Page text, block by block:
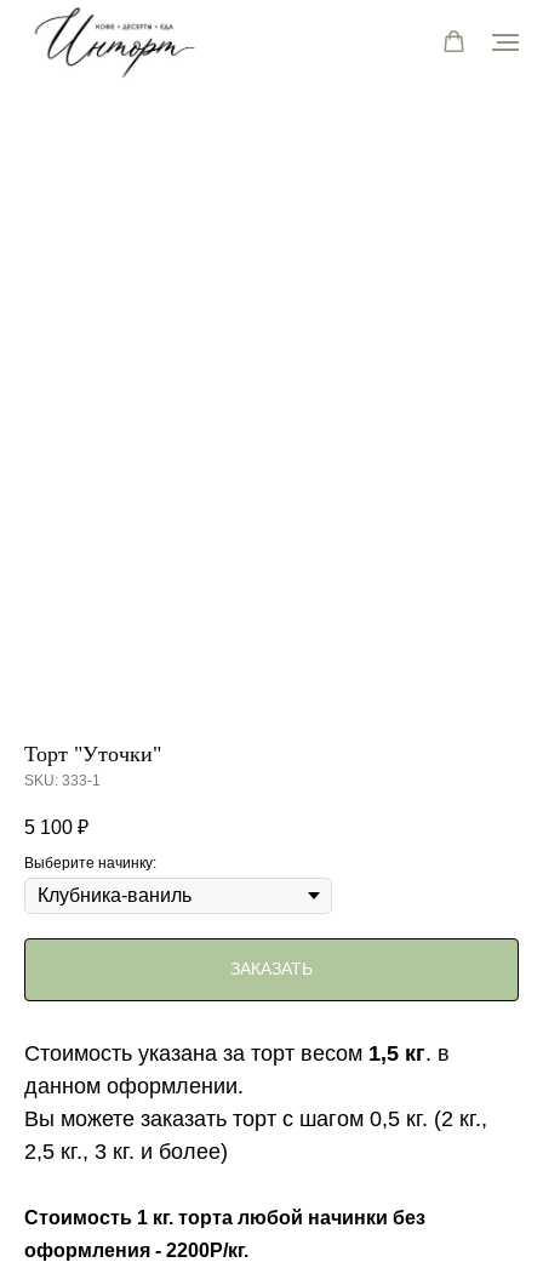
Торт "Уточки"
SKU: 333-1
5 100 ₽
Выберите начинку:
ЗАКАЗАТЬ
Стоимость указана за торт весом 1,5 кг. в
данном оформлении.
Вы можете заказать торт с шагом 0,5 кг. (2 кг.,
2,5 кг., 3 кг. и более)
Стоимость 1 кг. торта любой начинки без
оформления - 2200Р/кг.